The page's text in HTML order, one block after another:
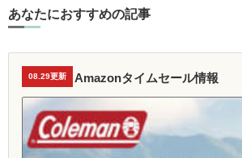
あなたにおすすめの記事
08.29更新 Amazonタイムセール情報